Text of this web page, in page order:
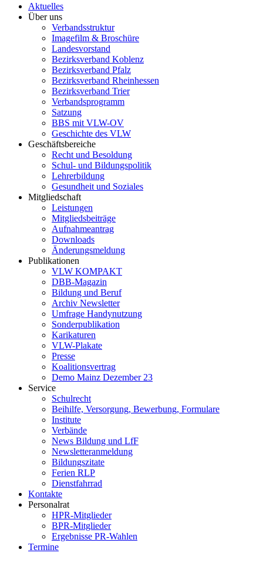
Aktuelles
Über uns
Verbandsstruktur
Imagefilm & Broschüre
Landesvorstand
Bezirksverband Koblenz
Bezirksverband Pfalz
Bezirksverband Rheinhessen
Bezirksverband Trier
Verbandsprogramm
Satzung
BBS mit VLW-OV
Geschichte des VLW
Geschäftsbereiche
Recht und Besoldung
Schul- und Bildungspolitik
Lehrerbildung
Gesundheit und Soziales
Mitgliedschaft
Leistungen
Mitgliedsbeiträge
Aufnahmeantrag
Downloads
Änderungsmeldung
Publikationen
VLW KOMPAKT
DBB-Magazin
Bildung und Beruf
Archiv Newsletter
Umfrage Handynutzung
Sonderpublikation
Karikaturen
VLW-Plakate
Presse
Koalitionsvertrag
Demo Mainz Dezember 23
Service
Schulrecht
Beihilfe, Versorgung, Bewerbung, Formulare
Institute
Verbände
News Bildung und LfF
Newsletteranmeldung
Bildungszitate
Ferien RLP
Dienstfahrrad
Kontakte
Personalrat
HPR-Mitglieder
BPR-Mitglieder
Ergebnisse PR-Wahlen
Termine